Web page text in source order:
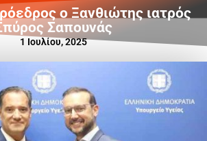
ο Ξανθιώτης ιατρός
Σαπουνάς
1 Ιουλίου, 2025